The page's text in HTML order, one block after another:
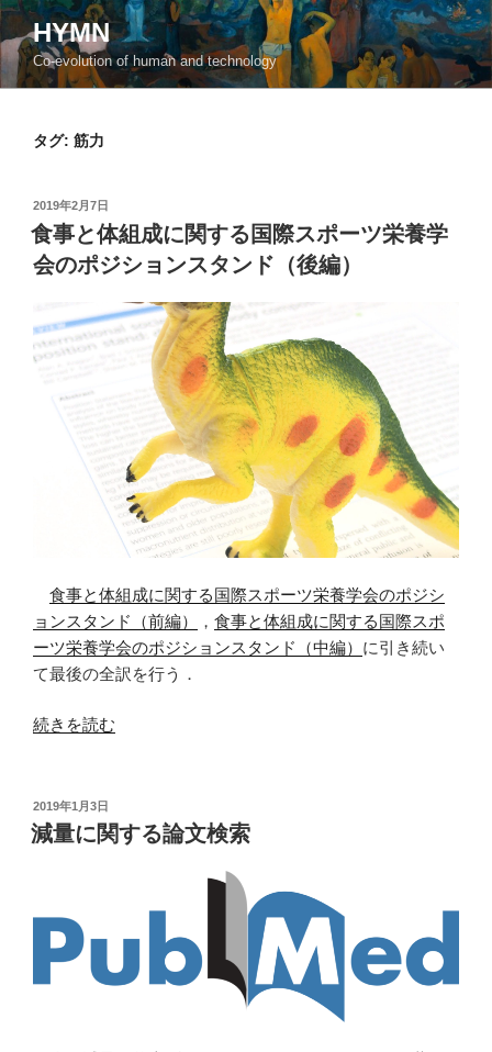
コ
ン
テ
ン
HYMN
Co-evolution of human and technology
タグ: 筋力
投
稿
日:
2019年2月7日
食事と体組成に関する国際スポーツ栄養学
会のポジションスタンド（後編）
食事と体組成に関する国際スポーツ栄養学会のポジシ
ョンスタンド（前編）
， 食事と体組成に関する国際スポ
ーツ栄養学会のポジションスタンド（中編） に引き続い
て最後の全訳を行う．
“食
体
組
国
続きを読む
投
稿
日:
2019年1月3日
減量に関する論文検索